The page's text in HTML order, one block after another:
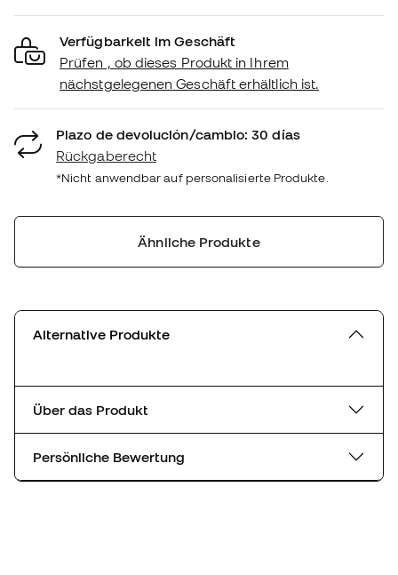
Verfügbarkeit im Geschäft
Prüfen , ob dieses Produkt in Ihrem
nächstgelegenen Geschäft erhältlich ist.
Plazo de devolución/cambio: 30 días
Rückgaberecht
*Nicht anwendbar auf personalisierte Produkte.
Ähnliche Produkte
Alternative Produkte
Über das Produkt
Persönliche Bewertung